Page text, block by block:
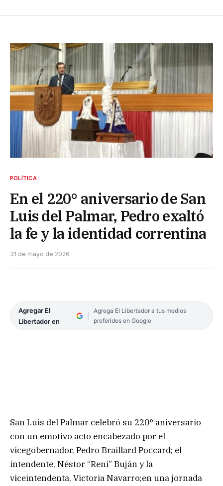
POLÍTICA
En el 220° aniversario de San
Luis del Palmar, Pedro exaltó
la fe y la identidad correntina
31 de mayo de 2026
Agregar El
Libertador en
Agrega El Libertador a tus medios
preferidos en Google
San Luis del Palmar celebró su 220° aniversario
con un emotivo acto encabezado por el
vicegobernador, Pedro Braillard Poccard; el
intendente, Néstor “Reni” Buján y la
viceintendenta, Victoria Navarro;en una jornada